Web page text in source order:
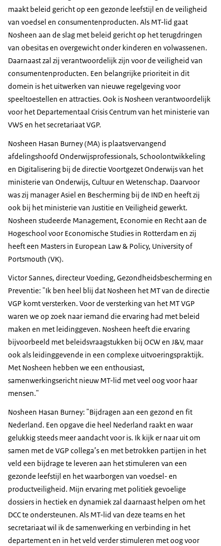
maakt beleid gericht op een gezonde leefstijl en de veiligheid
van voedsel en consumentenproducten. Als MT-lid gaat
Nosheen aan de slag met beleid gericht op het terugdringen
van obesitas en overgewicht onder kinderen en volwassenen.
Daarnaast zal zij verantwoordelijk zijn voor de veiligheid van
consumentenproducten. Een belangrijke prioriteit in dit
domein is het uitwerken van nieuwe regelgeving voor
speeltoestellen en attracties. Ook is Nosheen verantwoordelijk
voor het Departementaal Crisis Centrum van het ministerie van
VWS en het secretariaat VGP.
Nosheen Hasan Burney (MA) is plaatsvervangend
afdelingshoofd Onderwijsprofessionals, Schoolontwikkeling
en Digitalisering bij de directie Voortgezet Onderwijs van het
ministerie van Onderwijs, Cultuur en Wetenschap. Daarvoor
was zij manager Asiel en Bescherming bij de IND en heeft zij
ook bij het ministerie van Justitie en Veiligheid gewerkt.
Nosheen studeerde Management, Economie en Recht aan de
Hogeschool voor Economische Studies in Rotterdam en zij
heeft een Masters in European Law & Policy, University of
Portsmouth (VK).
Victor Sannes, directeur Voeding, Gezondheidsbescherming en
Preventie: "Ik ben heel blij dat Nosheen het MT van de directie
VGP komt versterken. Voor de versterking van het MT VGP
waren we op zoek naar iemand die ervaring had met beleid
maken en met leidinggeven. Nosheen heeft die ervaring
bijvoorbeeld met beleidsvraagstukken bij OCW en J&V, maar
ook als leidinggevende in een complexe uitvoeringspraktijk.
Met Nosheen hebben we een enthousiast,
samenwerkingsericht nieuw MT-lid met veel oog voor haar
mensen."
Nosheen Hasan Burney: "Bijdragen aan een gezond en fit
Nederland. Een opgave die heel Nederland raakt en waar
gelukkig steeds meer aandacht voor is. Ik kijk er naar uit om
samen met de VGP collega’s en met betrokken partijen in het
veld een bijdrage te leveren aan het stimuleren van een
gezonde leefstijl en het waarborgen van voedsel- en
productveiligheid. Mijn ervaring met politiek gevoelige
dossiers in hectiek en dynamiek zal daarnaast helpen om het
DCC te ondersteunen. Als MT-lid van deze teams en het
secretariaat wil ik de samenwerking en verbinding in het
departement en in het veld verder stimuleren met oog voor